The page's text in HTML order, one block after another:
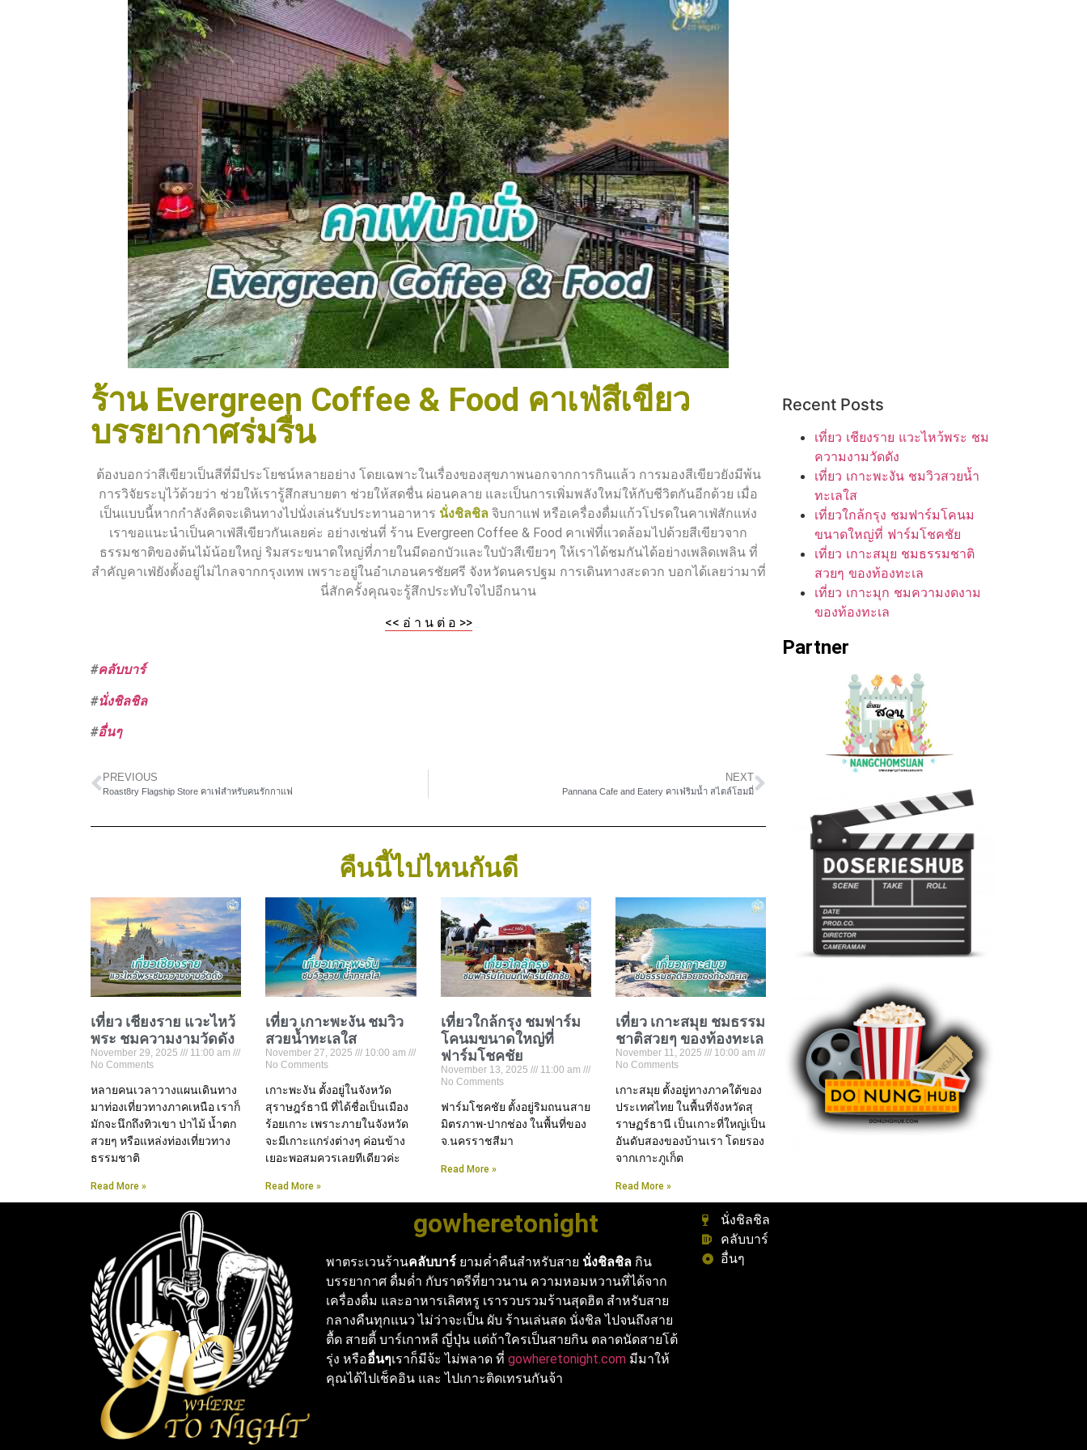
ร้าน Evergreen Coffee & Food คาเฟ่สีเขียว
บรรยากาศร่มรื่น
ต้องบอกว่าสีเขียวเป็นสีที่มีประโยชน์หลายอย่าง โดยเฉพาะในเรื่องของสุขภาพนอกจากการกินแล้ว การมองสีเขียวยังมีพ้น
การวิจัยระบุไว้ด้วยว่า ช่วยให้เรารู้สึกสบายตา ช่วยให้สดชื่น ผ่อนคลาย และเป็นการเพิ่มพลังใหม่ให้กับชีวิตกันอีกด้วย เมื่อ
เป็นแบบนี้หากกำลังคิดจะเดินทางไปนั่งเล่นรับประทานอาหาร นั่งชิลชิล จิบกาแฟ หรือเครื่องดื่มแก้วโปรดในคาเฟ่สักแห่ง
เราขอแนะนำเป็นคาเฟ่สีเขียวกันเลยค่ะ อย่างเช่นที่ ร้าน Evergreen Coffee & Food คาเฟ่ที่แวดล้อมไปด้วยสีเขียวจาก
ธรรมชาติของต้นไม้น้อยใหญ่ ริมสระขนาดใหญ่ที่ภายในมีดอกบัวและใบบัวสีเขียวๆ ให้เราได้ชมกันได้อย่างเพลิดเพลิน ที่
สำคัญคาเฟ่ยังตั้งอยู่ไม่ไกลจากกรุงเทพ เพราะอยู่ในอำเภอนครชัยศรี จังหวัดนครปฐม การเดินทางสะดวก บอกได้เลยว่ามาที่
นี่สักครั้งคุณจะรู้สึกประทับใจไปอีกนาน
<< อ่ า น ต่ อ >>
#คลับบาร์
#นั่งชิลชิล
#อื่นๆ
PREVIOUS
Roast8ry Flagship Store คาเฟ่สำหรับคนรักกาแฟ
NEXT
Pannana Cafe and Eatery คาเฟ่ริมน้ำ สไตล์โฮมมี่
คืนนี้ไปไหนกันดี
เที่ยว เชียงราย แวะไหว้
พระ ชมความงามวัดดัง
November 29, 2025
11:00 am
No Comments
หลายคนเวลาวางแผนเดินทาง
มาท่องเที่ยวทางภาคเหนือ เราก็
มักจะนึกถึงทิวเขา ป่าไม้ น้ำตก
สวยๆ หรือแหล่งท่องเที่ยวทาง
ธรรมชาติ
Read More »
เที่ยว เกาะพะงัน ชมวิว
สวยน้ำทะเลใส
November 27, 2025
10:00 am
No Comments
เกาะพะงัน ตั้งอยู่ในจังหวัด
สุราษฎร์ธานี ที่ได้ชื่อเป็นเมือง
ร้อยเกาะ เพราะภายในจังหวัด
จะมีเกาะแกร่งต่างๆ ค่อนข้าง
เยอะพอสมควรเลยทีเดียวค่ะ
Read More »
เที่ยวใกล้กรุง ชมฟาร์ม
โคนมขนาดใหญ่ที่
ฟาร์มโชคชัย
November 13, 2025
11:00 am
No Comments
ฟาร์มโชคชัย ตั้งอยู่ริมถนนสาย
มิตรภาพ-ปากช่อง ในพื้นที่ของ
จ.นครราชสีมา
Read More »
เที่ยว เกาะสมุย ชมธรรม
ชาติสวยๆ ของท้องทะเล
November 11, 2025
10:00 am
No Comments
เกาะสมุย ตั้งอยู่ทางภาคใต้ของ
ประเทศไทย ในพื้นที่จังหวัดสุ
ราษฏร์ธานี เป็นเกาะที่ใหญ่เป็น
อันดับสองของบ้านเรา โดยรอง
จากเกาะภูเก็ต
Read More »
Recent Posts
เที่ยว เชียงราย แวะไหว้พระ ชม
ความงามวัดดัง
เที่ยว เกาะพะงัน ชมวิวสวยน้ำ
ทะเลใส
เที่ยวใกล้กรุง ชมฟาร์มโคนม
ขนาดใหญ่ที่ ฟาร์มโชคชัย
เที่ยว เกาะสมุย ชมธรรมชาติ
สวยๆ ของท้องทะเล
เที่ยว เกาะมุก ชมความงดงาม
ของท้องทะเล
Partner
gowheretonight
พาตระเวนร้านคลับบาร์ยามค่ำคืนสำหรับสาย นั่งชิลชิลกิน
บรรยากาศ ดื่มด่ำ กับราตรีที่ยาวนาน ความหอมหวานที่ได้จาก
เครื่องดื่ม และอาหารเลิศหรู เรารวบรวมร้านสุดฮิต สำหรับสาย
กลางคืนทุกแนว ไม่ว่าจะเป็น ผับ ร้านเล่นสด นั่งชิล ไปจนถึงสาย
ตื้ด สายตี้ บาร์เกาหลี ญี่ปุ่น แต่ถ้าใครเป็นสายกิน ตลาดนัดสายโต้
รุ่ง หรืออื่นๆเราก็มีจ้ะ ไม่พลาด ที่ gowheretonight.comมีมาให้
คุณได้ไปเช็คอิน และ ไปเกาะติดเทรนกันจ้า
นั่งชิลชิล
คลับบาร์
อื่นๆ